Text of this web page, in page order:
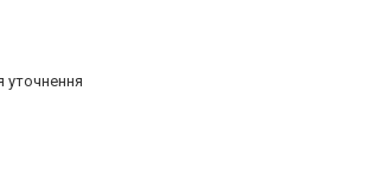
уточнення